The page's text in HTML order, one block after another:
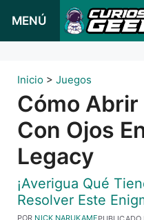
MENÚ
Inicio > Juegos
Cómo
Con Ojos
Legacy
¡Averigua Qué
Resolver Este
POR NICK NARUKAME